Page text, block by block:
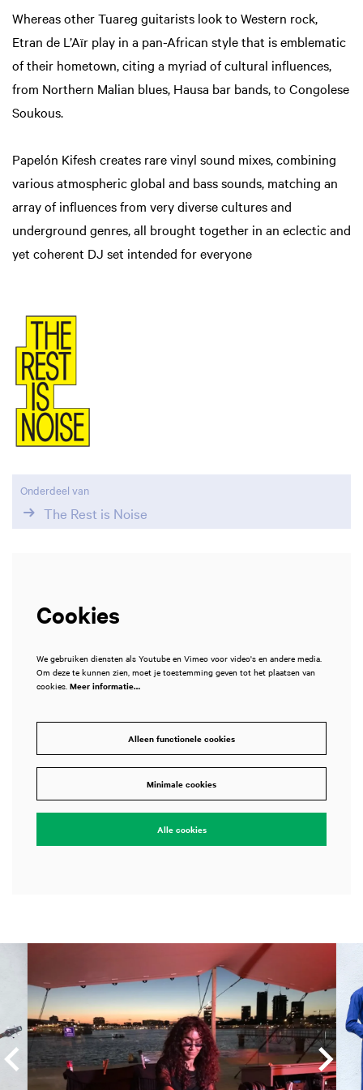
Whereas other Tuareg guitarists look to Western rock,
Etran de L’Aïr play in a pan-African style that is emblematic
of their hometown, citing a myriad of cultural influences,
from Northern Malian blues, Hausa bar bands, to Congolese
Soukous.
Papelón Kifesh creates rare vinyl sound mixes, combining
various atmospheric global and bass sounds, matching an
array of influences from very diverse cultures and
underground genres, all brought together in an eclectic and
yet coherent DJ set intended for everyone
Onderdeel van
The Rest is Noise
Cookies
We gebruiken diensten als Youtube en Vimeo voor video's en andere media.
Om deze te kunnen zien, moet je toestemming geven tot het plaatsen van
cookies. Meer informatie…
Alleen functionele cookies
Minimale cookies
Alle cookies
Inzoomen